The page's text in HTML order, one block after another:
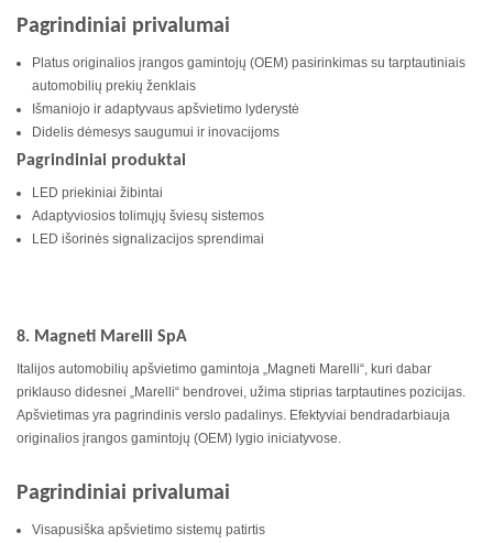
Pagrindiniai privalumai
Platus originalios įrangos gamintojų (OEM) pasirinkimas su tarptautiniais
automobilių prekių ženklais
Išmaniojo ir adaptyvaus apšvietimo lyderystė
Didelis dėmesys saugumui ir inovacijoms
Pagrindiniai produktai
LED priekiniai žibintai
Adaptyviosios tolimųjų šviesų sistemos
LED išorinės signalizacijos sprendimai
8. Magneti Marelli SpA
Italijos automobilių apšvietimo gamintoja „Magneti Marelli“, kuri dabar
priklauso didesnei „Marelli“ bendrovei, užima stiprias tarptautines pozicijas.
Apšvietimas yra pagrindinis verslo padalinys. Efektyviai bendradarbiauja
originalios įrangos gamintojų (OEM) lygio iniciatyvose.
Pagrindiniai privalumai
Visapusiška apšvietimo sistemų patirtis